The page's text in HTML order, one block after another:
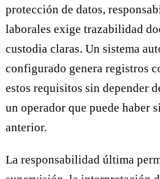
protección de datos,
laborales exige trazabilidad
custodia claras. Un sistema
configurado genera registros
estos requisitos sin depender
un operador que puede haber
anterior.
La responsabilidad última